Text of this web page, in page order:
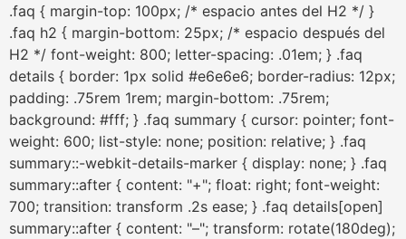
.faq { margin-top: 100px; /* espacio antes del H2 */ }
.faq h2 { margin-bottom: 25px; /* espacio después del
H2 */ font-weight: 800; letter-spacing: .01em; } .faq
details { border: 1px solid #e6e6e6; border-radius: 12px;
padding: .75rem 1rem; margin-bottom: .75rem;
background: #fff; } .faq summary { cursor: pointer; font-
weight: 600; list-style: none; position: relative; } .faq
summary::-webkit-details-marker { display: none; } .faq
summary::after { content: "+"; float: right; font-weight:
700; transition: transform .2s ease; } .faq details[open]
summary::after { content: "–"; transform: rotate(180deg);